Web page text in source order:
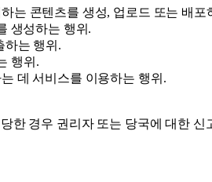
는 콘텐츠를 생성, 업로드 또는 배포
생성하는 행위.
하는 행위.
행위.
데 서비스를 이용하는 행위.
한 경우 권리자 또는 당국에 대한 신